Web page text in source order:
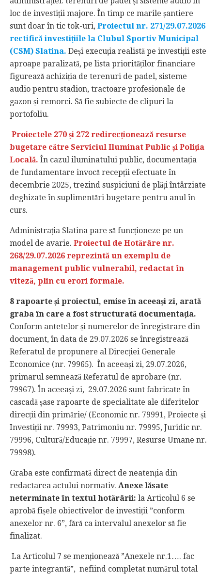
loc de investiții majore. În timp ce marile șantiere
sunt doar în tic tok-uri, Proiectul nr. 271/29.07.2026
rectifică investițiile la Clubul Sportiv Municipal
(CSM) Slatina. Deși execuția realistă pe investiții este
aproape paralizată, pe lista priorităților financiare
figurează achiziția de terenuri de padel, sisteme
audio pentru stadion, tractoare profesionale de
gazon și remorci. Să fie subiecte de clipuri la
portofoliu.
Proiectele 270 și 272 redirecționează resurse
bugetare către Serviciul Iluminat Public și Poliția
Locală. În cazul iluminatului public, documentația
de fundamentare invocă recepții efectuate în
decembrie 2025, trezind suspiciuni de plăți întârziate
deghizate în suplimentări bugetare pentru anul în
curs.
Administrația Slatina pare să funcționeze pe un
model de avarie. Proiectul de Hotărâre nr.
268/29.07.2026 reprezintă un exemplu de
management public vulnerabil, redactat în
viteză, plin cu erori formale.
8 rapoarte și proiectul, emise în aceeași zi, arată
graba în care a fost structurată documentația.
Conform antetelor și numerelor de înregistrare din
document, în data de 29.07.2026 se înregistrează
Referatul de propunere al Direcției Generale
Economice (nr. 79965). În aceeași zi, 29.07.2026,
primarul semnează Referatul de aprobare (nr.
79967). În aceeași zi, 29.07.2026 sunt fabricate în
cascadă șase rapoarte de specialitate ale diferitelor
direcții din primărie/ (Economic nr. 79991, Proiecte și
Investiții nr. 79993, Patrimoniu nr. 79995, Juridic nr.
79996, Cultură/Educație nr. 79997, Resurse Umane nr.
79998).
Graba este confirmată direct de neatenția din
redactarea actului normativ. Anexe lăsate
neterminate în textul hotărârii: la Articolul 6 se
aprobă fișele obiectivelor de investiții ”conform
anexelor nr. 6”, fără ca intervalul anexelor să fie
finalizat.
La Articolul 7 se menționează ”Anexele nr.1…. fac
parte integrantă”, nefiind completat numărul total